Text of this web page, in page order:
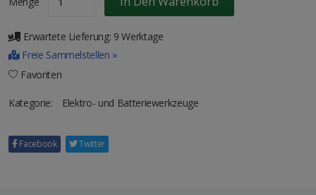
Erwartete Lieferung: 9 Werktage
Freie Sammelstellen »
Favoriten
Kategorie: Elektro- und Batteriewerkzeuge
Facebook Twitter